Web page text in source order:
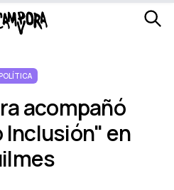
POLÍTICA
acompañó
Inclusión" en